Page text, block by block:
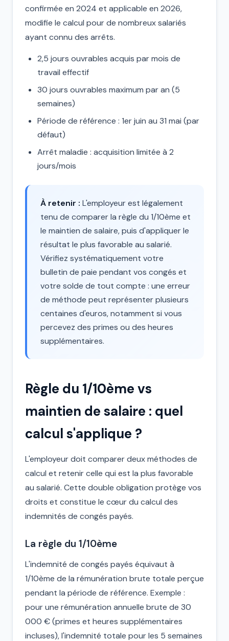
confirmée en 2024 et applicable en 2026,
modifie le calcul pour de nombreux salariés
ayant connu des arrêts.
2,5 jours ouvrables acquis par mois de
travail effectif
30 jours ouvrables maximum par an (5
semaines)
Période de référence : 1er juin au 31 mai (par
défaut)
Arrêt maladie : acquisition limitée à 2
jours/mois
À retenir : L'employeur est légalement
tenu de comparer la règle du 1/10ème et
le maintien de salaire, puis d'appliquer le
résultat le plus favorable au salarié.
Vérifiez systématiquement votre
bulletin de paie pendant vos congés et
votre solde de tout compte : une erreur
de méthode peut représenter plusieurs
centaines d'euros, notamment si vous
percevez des primes ou des heures
supplémentaires.
Règle du 1/10ème vs
maintien de salaire : quel
calcul s'applique ?
L'employeur doit comparer deux méthodes de
calcul et retenir celle qui est la plus favorable
au salarié. Cette double obligation protège vos
droits et constitue le cœur du calcul des
indemnités de congés payés.
La règle du 1/10ème
L'indemnité de congés payés équivaut à
1/10ème de la rémunération brute totale perçue
pendant la période de référence. Exemple :
pour une rémunération annuelle brute de 30
000 € (primes et heures supplémentaires
incluses), l'indemnité totale pour les 5 semaines